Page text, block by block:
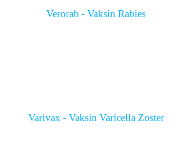
Verorab - Vaksin Rabies
Varivax - Vaksin Varicella Zoster